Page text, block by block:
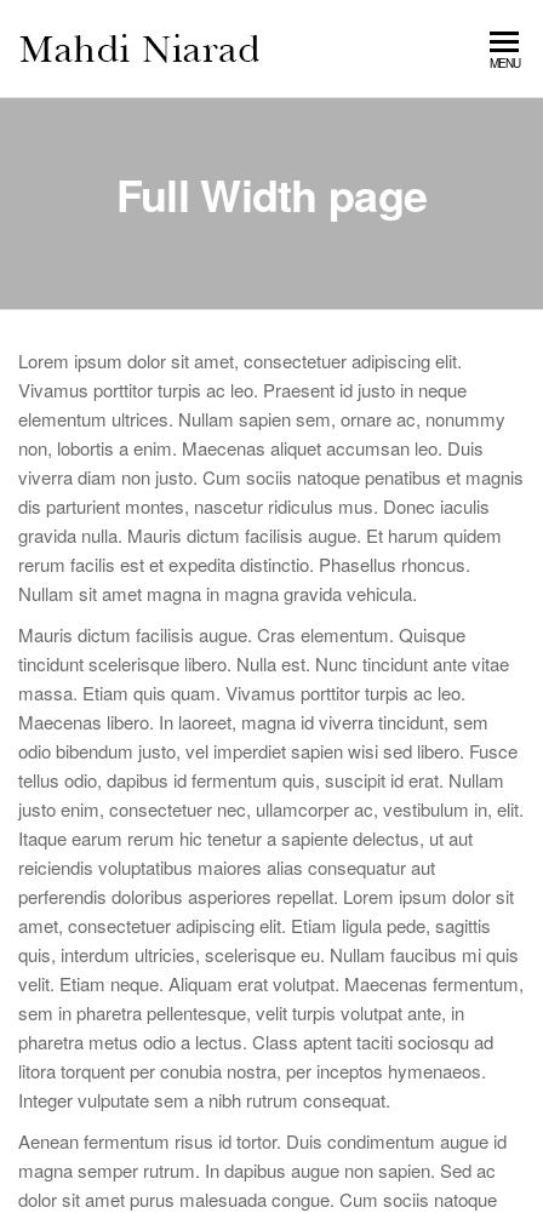
NIARAD
MENU
Full Width page
Lorem ipsum dolor sit amet, consectetuer adipiscing elit.
Vivamus porttitor turpis ac leo. Praesent id justo in neque
elementum ultrices. Nullam sapien sem, ornare ac, nonummy
non, lobortis a enim. Maecenas aliquet accumsan leo. Duis
viverra diam non justo. Cum sociis natoque penatibus et magnis
dis parturient montes, nascetur ridiculus mus. Donec iaculis
gravida nulla. Mauris dictum facilisis augue. Et harum quidem
rerum facilis est et expedita distinctio. Phasellus rhoncus.
Nullam sit amet magna in magna gravida vehicula.
Mauris dictum facilisis augue. Cras elementum. Quisque
tincidunt scelerisque libero. Nulla est. Nunc tincidunt ante vitae
massa. Etiam quis quam. Vivamus porttitor turpis ac leo.
Maecenas libero. In laoreet, magna id viverra tincidunt, sem
odio bibendum justo, vel imperdiet sapien wisi sed libero. Fusce
tellus odio, dapibus id fermentum quis, suscipit id erat. Nullam
justo enim, consectetuer nec, ullamcorper ac, vestibulum in, elit.
Itaque earum rerum hic tenetur a sapiente delectus, ut aut
reiciendis voluptatibus maiores alias consequatur aut
perferendis doloribus asperiores repellat. Lorem ipsum dolor sit
amet, consectetuer adipiscing elit. Etiam ligula pede, sagittis
quis, interdum ultricies, scelerisque eu. Nullam faucibus mi quis
velit. Etiam neque. Aliquam erat volutpat. Maecenas fermentum,
sem in pharetra pellentesque, velit turpis volutpat ante, in
pharetra metus odio a lectus. Class aptent taciti sociosqu ad
litora torquent per conubia nostra, per inceptos hymenaeos.
Integer vulputate sem a nibh rutrum consequat.
Aenean fermentum risus id tortor. Duis condimentum augue id
magna semper rutrum. In dapibus augue non sapien. Sed ac
dolor sit amet purus malesuada congue. Cum sociis natoque